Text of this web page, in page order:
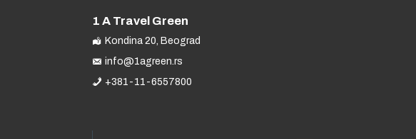
1 A Travel Green
Kondina 20, Beograd
info@1agreen.rs
+381-11-6557800